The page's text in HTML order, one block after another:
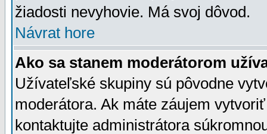
žiadosti nevyhovie. Má svoj dôvod.
Návrat hore
Ako sa stanem moderátorom
Užívateľské skupiny sú pôvodne
moderátora. Ak máte záujem
kontaktujte administrátora